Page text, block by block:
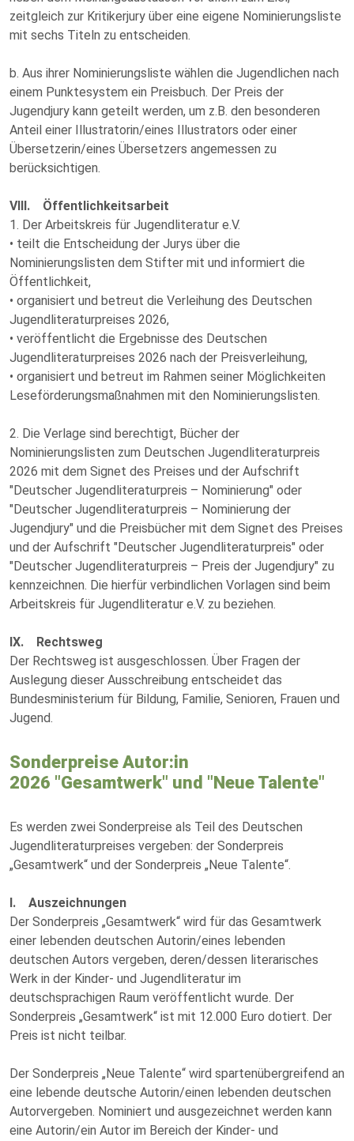
zeitgleich zur Kritikerjury über eine eigene Nominierungsliste
mit sechs Titeln zu entscheiden.
b. Aus ihrer Nominierungsliste wählen die Jugendlichen nach
einem Punktesystem ein Preisbuch. Der Preis der
Jugendjury kann geteilt werden, um z.B. den besonderen
Anteil einer Illustratorin/eines Illustrators oder einer
Übersetzerin/eines Übersetzers angemessen zu
berücksichtigen.
VIII. Öffentlichkeitsarbeit
1. Der Arbeitskreis für Jugendliteratur e.V.
• teilt die Entscheidung der Jurys über die
Nominierungslisten dem Stifter mit und informiert die
Öffentlichkeit,
• organisiert und betreut die Verleihung des Deutschen
Jugendliteraturpreises 2026,
• veröffentlicht die Ergebnisse des Deutschen
Jugendliteraturpreises 2026 nach der Preisverleihung,
• organisiert und betreut im Rahmen seiner Möglichkeiten
Leseförderungsmaßnahmen mit den Nominierungslisten.
2. Die Verlage sind berechtigt, Bücher der
Nominierungslisten zum Deutschen Jugendliteraturpreis
2026 mit dem Signet des Preises und der Aufschrift
"Deutscher Jugendliteraturpreis – Nominierung" oder
"Deutscher Jugendliteraturpreis – Nominierung der
Jugendjury" und die Preisbücher mit dem Signet des Preises
und der Aufschrift "Deutscher Jugendliteraturpreis" oder
"Deutscher Jugendliteraturpreis – Preis der Jugendjury" zu
kennzeichnen. Die hierfür verbindlichen Vorlagen sind beim
Arbeitskreis für Jugendliteratur e.V. zu beziehen.
IX. Rechtsweg
Der Rechtsweg ist ausgeschlossen. Über Fragen der
Auslegung dieser Ausschreibung entscheidet das
Bundesministerium für Bildung, Familie, Senioren, Frauen und
Jugend.
Sonderpreise Autor:in
2026 "Gesamtwerk" und "Neue Talente"
Es werden zwei Sonderpreise als Teil des Deutschen
Jugendliteraturpreises vergeben: der Sonderpreis
„Gesamtwerk“ und der Sonderpreis „Neue Talente“.
I. Auszeichnungen
Der Sonderpreis „Gesamtwerk“ wird für das Gesamtwerk
einer lebenden deutschen Autorin/eines lebenden
deutschen Autors vergeben, deren/dessen literarisches
Werk in der Kinder- und Jugendliteratur im
deutschsprachigen Raum veröffentlicht wurde. Der
Sonderpreis „Gesamtwerk“ ist mit 12.000 Euro dotiert. Der
Preis ist nicht teilbar.
Der Sonderpreis „Neue Talente“ wird spartenübergreifend an
eine lebende deutsche Autorin/einen lebenden deutschen
Autorvergeben. Nominiert und ausgezeichnet werden kann
eine Autorin/ein Autor im Bereich der Kinder- und